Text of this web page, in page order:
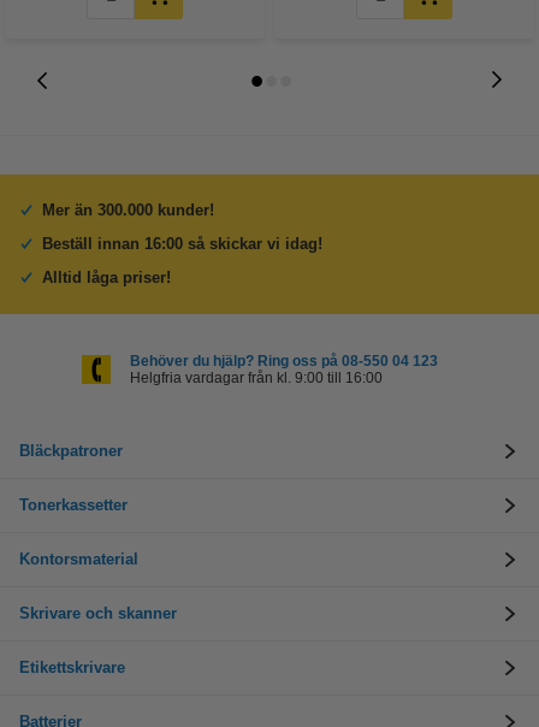
Mer än 300.000 kunder!
Beställ innan 16:00 så skickar vi idag!
Alltid låga priser!
Behöver du hjälp? Ring oss på 08-550 04 123
Helgfria vardagar från kl. 9:00 till 16:00
Bläckpatroner
Tonerkassetter
Kontorsmaterial
Skrivare och skanner
Etikettskrivare
Batterier